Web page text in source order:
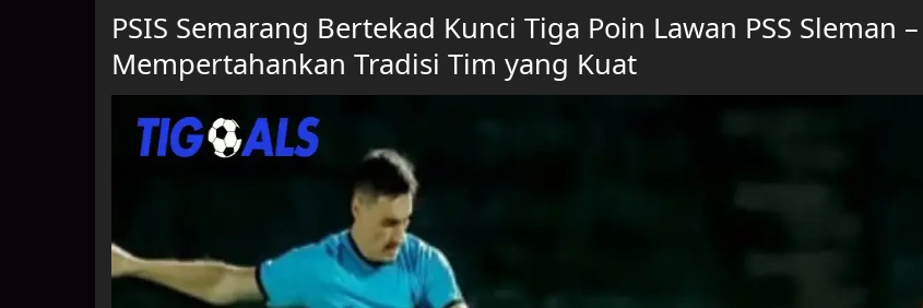
PSIS Semarang Bertekad Kunci Tiga Poin Lawan PSS Sleman –
Mempertahankan Tradisi Tim yang Kuat